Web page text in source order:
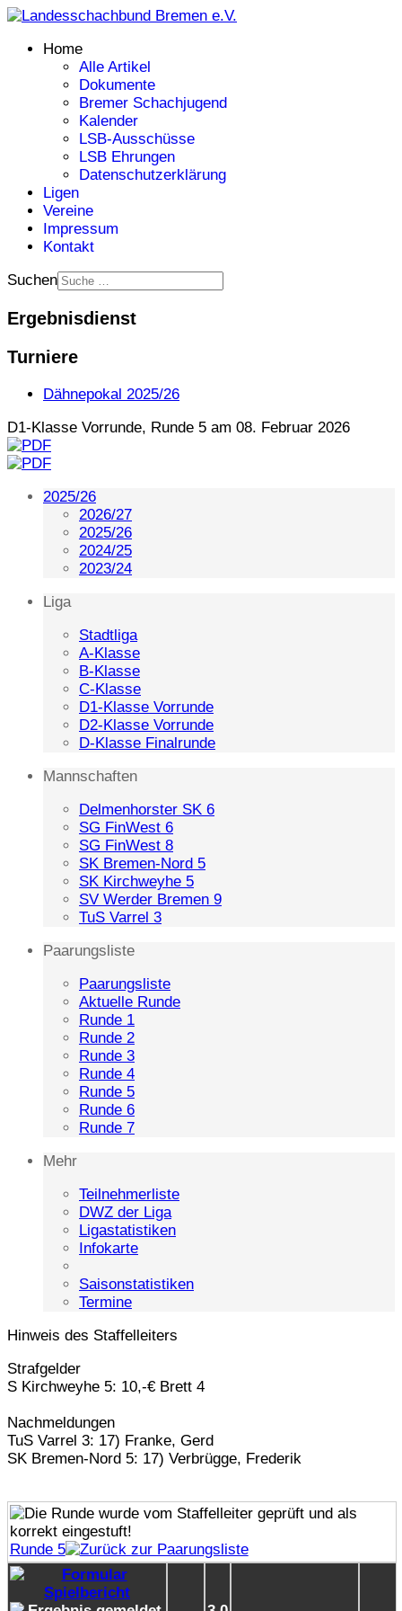
Home
Alle Artikel
Dokumente
Bremer Schachjugend
Kalender
LSB-Ausschüsse
LSB Ehrungen
Datenschutzerklärung
Ligen
Vereine
Impressum
Kontakt
Suchen
Ergebnisdienst
Turniere
Dähnepokal 2025/26
D1-Klasse Vorrunde, Runde 5 am 08. Februar 2026
2025/26
2026/27
2025/26
2024/25
2023/24
Liga
Stadtliga
A-Klasse
B-Klasse
C-Klasse
D1-Klasse Vorrunde
D2-Klasse Vorrunde
D-Klasse Finalrunde
Mannschaften
Delmenhorster SK 6
SG FinWest 6
SG FinWest 8
SK Bremen-Nord 5
SK Kirchweyhe 5
SV Werder Bremen 9
TuS Varrel 3
Paarungsliste
Paarungsliste
Aktuelle Runde
Runde 1
Runde 2
Runde 3
Runde 4
Runde 5
Runde 6
Runde 7
Mehr
Teilnehmerliste
DWZ der Liga
Ligastatistiken
Infokarte
Saisonstatistiken
Termine
Hinweis des Staffelleiters
Strafgelder
S Kirchweyhe 5: 10,-€ Brett 4
Nachmeldungen
TuS Varrel 3: 17) Franke, Gerd
SK Bremen-Nord 5: 17) Verbrügge, Frederik
Runde 5